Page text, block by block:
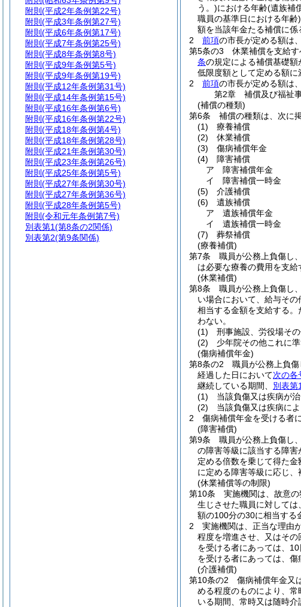
う。)における年齢(遺族補
職員の基準日における年齢)
額を当該年金たる補償に係
2
前項の市長が定める額は
第5条の3
休業補償を支給
条の規定による補償基礎
低限度額として定める額に
2
前項の市長が定める額は
第2章
補償及び福祉
(補償の種類)
第6条
補償の種類は、次に
(1)
療養補償
(2)
休業補償
(3)
傷病補償年金
(4)
障害補償
ア
障害補償年金
イ
障害補償一時金
(5)
介護補償
(6)
遺族補償
ア
遺族補償年金
イ
遺族補償一時金
(7)
葬祭補償
(療養補償)
第7条
職員が公務上負傷し
は必要な療養の費用を支給
(休業補償)
第8条
職員が公務上負傷し
い場合において、給与そ
相当する金額を支給する。
わない。
(1)
刑事施設、労役場そ
(2)
少年院その他これに
(傷病補償年金)
第8条の2
職員が公務上負
経過した日において次の各
継続している期間、 別表第1
(1)
当該負傷又は疾病が治
(2)
当該負傷又は疾病によ
2
傷病補償年金を受ける者
(障害補償)
第9条
職員が公務上負傷し
の障害等級に該当する障害
定める倍数を乗じて得た金
に定める障害等級に応じ、
(休業補償等の制限)
第10条
実施機関は、故意
生じさせた職員に対して
額の100分の30に相当する
2
実施機関は、正当な理由
程度を増進させ、又はそ
を受ける者にあっては、10
を受ける者にあっては、
(介護補償)
第10条の2
傷病補償年金又
める程度のものにより、
いる期間、常時又は随時介
附則 (平成2年条例第22号)
附則 (平成3年条例第27号)
附則 (平成6年条例第17号)
附則 (平成7年条例第25号)
附則 (平成8年条例第8号)
附則 (平成9年条例第5号)
附則 (平成9年条例第19号)
附則 (平成12年条例第31号)
附則 (平成14年条例第15号)
附則 (平成16年条例第6号)
附則 (平成16年条例第22号)
附則 (平成18年条例第4号)
附則 (平成18年条例第28号)
附則 (平成21年条例第30号)
附則 (平成23年条例第26号)
附則 (平成25年条例第5号)
附則 (平成27年条例第30号)
附則 (平成27年条例第36号)
附則 (平成28年条例第5号)
附則 (令和元年条例第7号)
別表第1(第8条の2関係)
別表第2(第9条関係)